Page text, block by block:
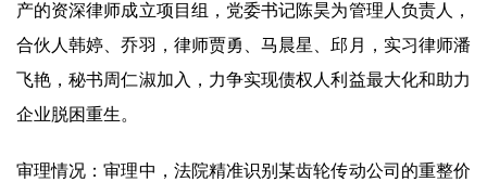
产的资深律师成立项目组，党委书记陈昊为管理人负责人，
合伙人韩婷、乔羽，律师贾勇、马晨星、邱月，实习律师潘
飞艳，秘书周仁淑加入，力争实现债权人利益最大化和助力
企业脱困重生。
审理情况：审理中，法院精准识别某齿轮传动公司的重整价